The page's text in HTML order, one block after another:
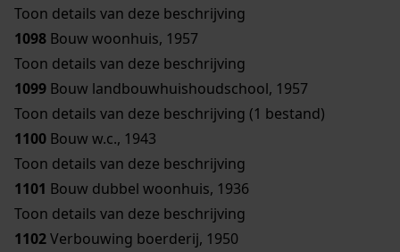
Toon details van deze beschrijving
1098 Bouw woonhuis, 1957
Toon details van deze beschrijving
1099 Bouw landbouwhuishoudschool, 1957
Toon details van deze beschrijving (1 bestand)
1100 Bouw w.c., 1943
Toon details van deze beschrijving
1101 Bouw dubbel woonhuis, 1936
Toon details van deze beschrijving
1102Verbouwing boerderij, 1950